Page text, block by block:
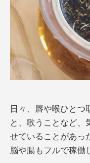
日々、唇や喉ひとつ
と、歌うことなど、
せていることがあっ
脳や腸もフルで稼働